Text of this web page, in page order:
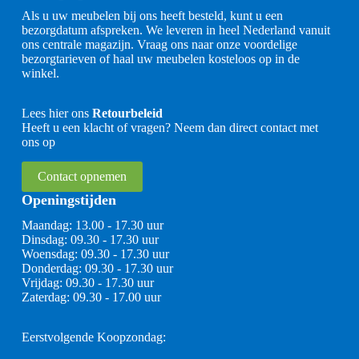
Als u uw meubelen bij ons heeft besteld, kunt u een
bezorgdatum afspreken. We leveren in heel Nederland vanuit
ons centrale magazijn. Vraag ons naar onze voordelige
bezorgtarieven of haal uw meubelen kosteloos op in de
winkel.
Lees hier ons Retourbeleid
Heeft u een klacht of vragen? Neem dan direct contact met
ons op
Contact opnemen
Openingstijden
Maandag: 13.00 - 17.30 uur
Dinsdag: 09.30 - 17.30 uur
Woensdag: 09.30 - 17.30 uur
Donderdag: 09.30 - 17.30 uur
Vrijdag: 09.30 - 17.30 uur
Zaterdag: 09.30 - 17.00 uur
Eerstvolgende Koopzondag: